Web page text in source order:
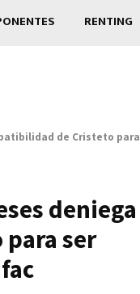
RENTING
de Cristeto para
deniega
ser